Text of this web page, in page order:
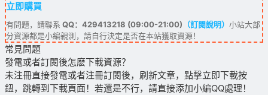
立即購買
有問題，請聯系 QQ：429413218 (09:00-21:00) （訂閱說明） 小站大部
分資源都是小編親測，請自行決定是否在本站獲取資源！
常見問題
發電或者訂閱後怎麽下載資源？
未注冊直接發電或者注冊訂閱後，刷新文章，點擊立即下載按
鈕，跳轉到下載頁面！若還是不行，請直接添加小編QQ處理！